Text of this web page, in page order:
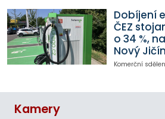
Dobíjení
ČEZ
o 34 %,
Nový Jičín
Komerční
Kamery